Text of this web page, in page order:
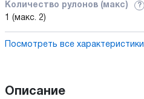
Количество рулонов (макс) ?
1 (макс. 2)
Посмотреть все характеристики
Описание